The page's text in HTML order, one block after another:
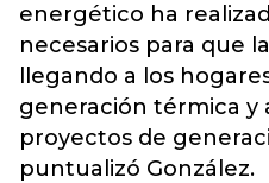
energético ha
necesarios para que
llegando a los
generación térmica y
proyectos de
puntualizó González.